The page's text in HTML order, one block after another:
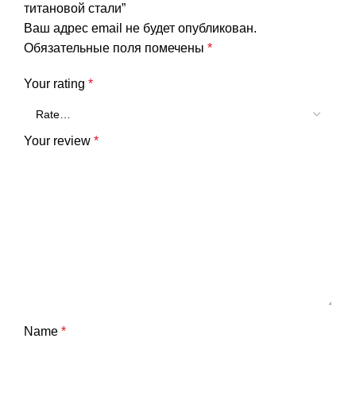
титановой стали”
Ваш адрес email не будет опубликован.
Обязательные поля помечены *
Your rating *
Your review *
Name *